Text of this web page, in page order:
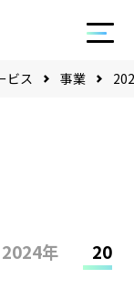
ビス 事業
2024年